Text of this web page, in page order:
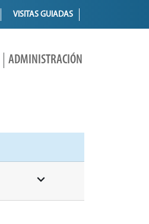
VISITAS GUIADAS
ADMINISTRACIÓN